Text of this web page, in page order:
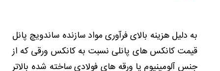
به دلیل هزینه بالای فرآوری مواد سازنده ساندویچ پانل
قیمت کانکس های پانلی نسبت به کانکس ورقی که از
جنس آلومینیوم یا ورقه های فولادی ساخته شده بالاتر